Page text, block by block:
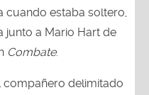
cuando estaba soltero,
junto a Mario Hart de
Combate.
compañero delimitado